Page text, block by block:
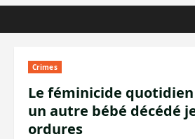
Crimes
Le féminicide
un autre bébé décédé
ordures